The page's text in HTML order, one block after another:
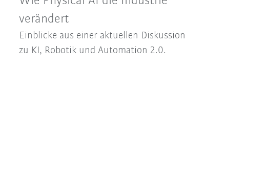
verändert
Einblicke aus einer aktuellen Diskussion
zu KI, Robotik und Automation 2.0.